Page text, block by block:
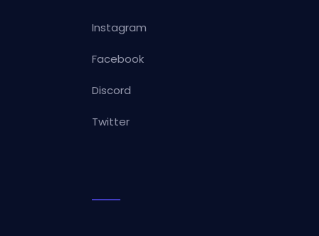
Instagram
Facebook
Discord
Twitter